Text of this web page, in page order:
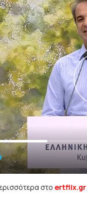
στο ertflix.gr